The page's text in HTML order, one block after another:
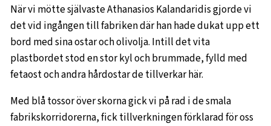
När vi mötte självaste Athanasios Kalandaridis gjorde vi
det vid ingången till fabriken där han hade dukat upp ett
bord med sina ostar och olivolja. Intill det vita
plastbordet stod en stor kyl och brummade, fylld med
fetaost och andra hårdostar de tillverkar här.
Med blå tossor över skorna gick vi på rad i de smala
fabrikskorridorerna, fick tillverkningen förklarad för oss